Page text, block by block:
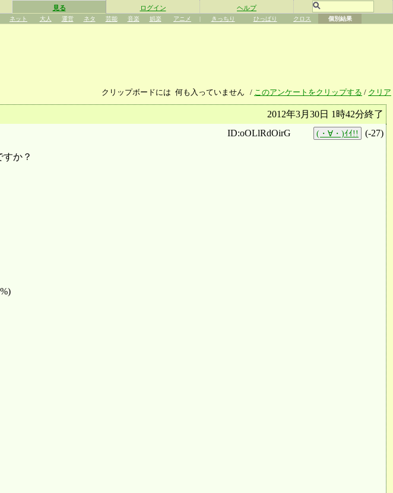
見る ログイン ヘルプ
ネット 大人 運営 ネタ 芸能 音楽 娯楽 アニメ | きっちり ひっぱり クロス 個別結果
クリップボードには 何も入っていません / このアンケートをクリップする / クリア
2012年3月30日 1時42分終了
ID:oOLlRdOirG
(・∀・)ｲｲ!! (-27)
か？